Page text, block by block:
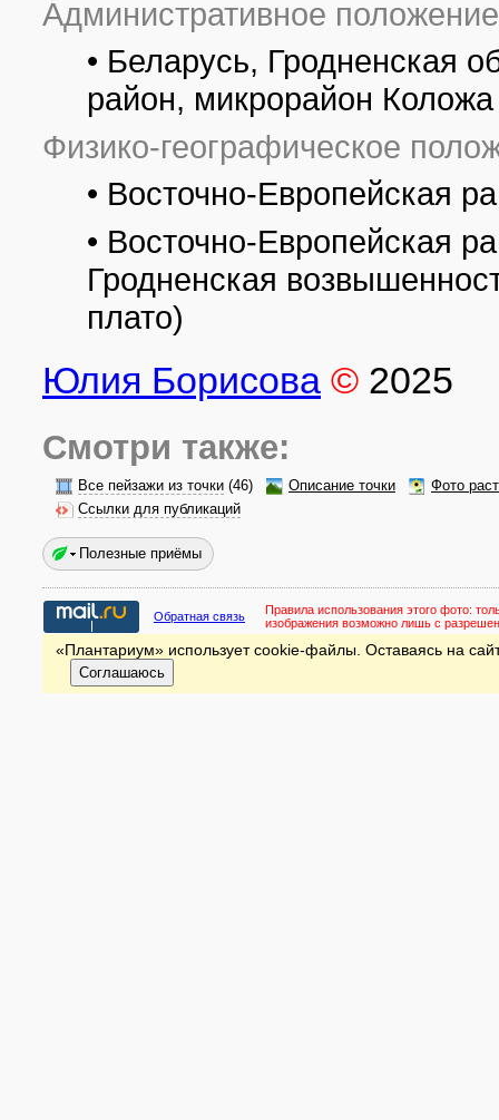
Административное
• Беларусь, Гродненская
район, микрорайон Коложа
Физико-географическое
• Восточно-Европейская
• Восточно-Европейская
Гродненская
плато)
Юлия Борисова © 2025
Смотри также:
Все пейзажи из точки (46) Описание точки
Фото
Ссылки для публикаций
Полезные приёмы
Обратная связь Правила использования этого фото:
изображения возможно лишь с
«Плантариум» использует cookie-файлы. Оставаясь на
Соглашаюсь